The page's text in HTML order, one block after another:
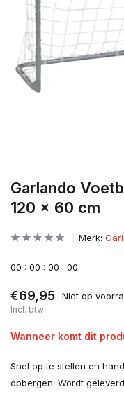
Garlando
120 x 60 cm
Merk:
00 : 00 : 00 : 00
€69,95 Niet op
Incl. btw
Wanneer komt dit
Snel op te stellen en
opbergen. Wordt